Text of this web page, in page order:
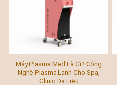
Máy Plasma Med Là Gì? Công
Nghệ Plasma Lạnh Cho Spa,
Clinic Da Liễu